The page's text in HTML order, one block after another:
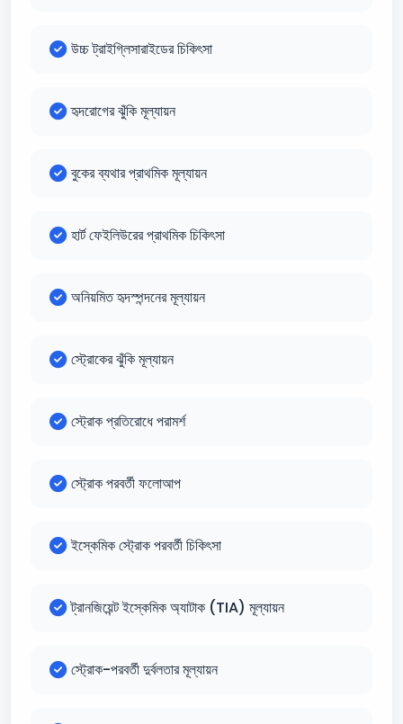
উচ্চ ট্রাইগ্লিসারাইডের চিকিৎসা
হৃদরোগের ঝুঁকি মূল্যায়ন
বুকের ব্যথার প্রাথমিক মূল্যায়ন
হার্ট ফেইলিউরের প্রাথমিক চিকিৎসা
অনিয়মিত হৃদস্পন্দনের মূল্যায়ন
স্ট্রোকের ঝুঁকি মূল্যায়ন
স্ট্রোক প্রতিরোধে পরামর্শ
স্ট্রোক পরবর্তী ফলোআপ
ইস্কেমিক স্ট্রোক পরবর্তী চিকিৎসা
ট্রানজিয়েন্ট ইস্কেমিক অ্যাটাক (TIA) মূল্যায়ন
স্ট্রোক-পরবর্তী দুর্বলতার মূল্যায়ন